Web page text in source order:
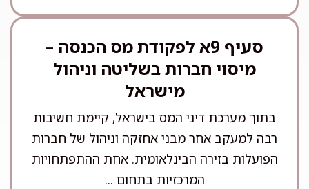
סעיף 9א לפקודת מס הכנסה –
מיסוי חברות בשליטה וניהול
מישראל
בתוך מערכת דיני המס בישראל, קיימת חשיבות
רבה למעקב אחר מבני אחזקה וניהול של חברות
הפועלות בזירה הבינלאומית. אחת ההתפתחויות
המרכזיות בתחום ...